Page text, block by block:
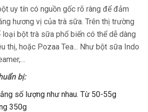
uy tín có nguồn gốc rõ ràng để đảm
hương vị của trà sữa. Trên thị trường
bột trà sữa phổ biến có thể dễ dàng
thị, hoặc Pozaa Tea... Như bột sữa Indo
bị:
số lượng như nhau. Từ 50-55g
350g